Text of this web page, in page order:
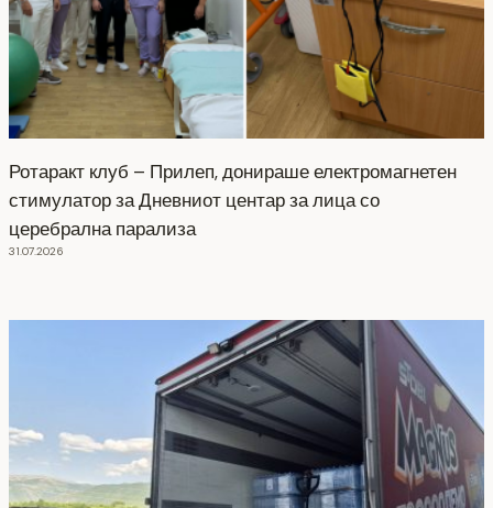
Ротаракт клуб – Прилеп, донираше електромагнетен
стимулатор за Дневниот центар за лица со
церебрална парализа
31.07.2026